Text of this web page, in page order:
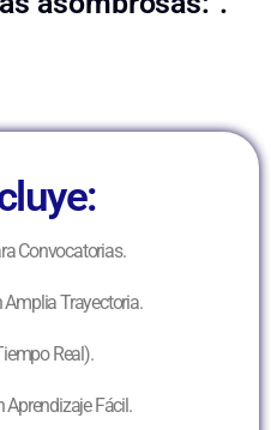
Convocatorias.
Trayectoria.
Real).
Fácil.